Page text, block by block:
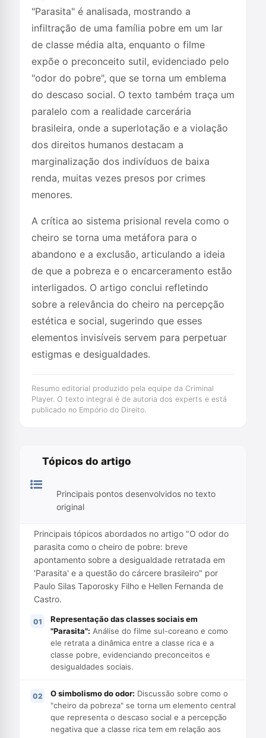
"Parasita" é analisada, mostrando a
infiltração de uma família pobre em um lar
de classe média alta, enquanto o filme
expõe o preconceito sutil, evidenciado pelo
"odor do pobre", que se torna um emblema
do descaso social. O texto também traça um
paralelo com a realidade carcerária
brasileira, onde a superlotação e a violação
dos direitos humanos destacam a
marginalização dos indivíduos de baixa
renda, muitas vezes presos por crimes
menores.
A crítica ao sistema prisional revela como o
cheiro se torna uma metáfora para o
abandono e a exclusão, articulando a ideia
de que a pobreza e o encarceramento estão
interligados. O artigo conclui refletindo
sobre a relevância do cheiro na percepção
estética e social, sugerindo que esses
elementos invisíveis servem para perpetuar
estigmas e desigualdades.
Resumo editorial produzido pela equipe da Criminal
Player. O texto integral é de autoria dos experts e está
publicado no Empório do Direito.
Tópicos do artigo
Principais pontos desenvolvidos no texto
original
Principais tópicos abordados no artigo "O odor do
parasita como o cheiro de pobre: breve
apontamento sobre a desigualdade retratada em
'Parasita' e a questão do cárcere brasileiro" por
Paulo Silas Taporosky Filho e Hellen Fernanda de
Castro.
Representação das classes sociais em
"Parasita": Análise do filme sul-coreano e como
ele retrata a dinâmica entre a classe rica e a
classe pobre, evidenciando preconceitos e
desigualdades sociais.
O simbolismo do odor: Discussão sobre como o
"cheiro da pobreza" se torna um elemento central
que representa o descaso social e a percepção
negativa que a classe rica tem em relação aos